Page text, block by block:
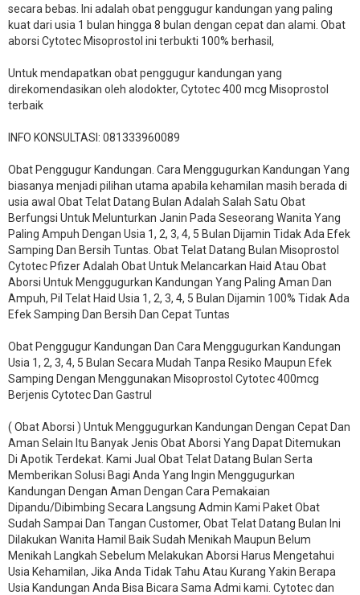
secara bebas. Ini adalah obat penggugur kandungan yang paling
kuat dari usia 1 bulan hingga 8 bulan dengan cepat dan alami. Obat
aborsi Cytotec Misoprostol ini terbukti 100% berhasil,
Untuk mendapatkan obat penggugur kandungan yang
direkomendasikan oleh alodokter, Cytotec 400 mcg Misoprostol
terbaik
INFO KONSULTASI: 081333960089
​Obat Penggugur Kandungan. Cara Menggugurkan Kandungan Yang
biasanya menjadi pilihan utama apabila kehamilan masih berada di
usia awal Obat Telat Datang Bulan Adalah Salah Satu Obat
Berfungsi Untuk Melunturkan Janin Pada Seseorang Wanita Yang
Paling Ampuh Dengan Usia 1, 2, 3, 4, 5 Bulan Dijamin Tidak Ada Efek
Samping Dan Bersih Tuntas. Obat Telat Datang Bulan Misoprostol
Cytotec Pfizer Adalah Obat Untuk Melancarkan Haid Atau Obat
Aborsi Untuk Menggugurkan Kandungan Yang Paling Aman Dan
Ampuh, Pil Telat Haid Usia 1, 2, 3, 4, 5 Bulan Dijamin 100% Tidak Ada
Efek Samping Dan Bersih Dan Cepat Tuntas
Obat Penggugur Kandungan Dan Cara Menggugurkan Kandungan
Usia 1, 2, 3, 4, 5 Bulan Secara Mudah Tanpa Resiko Maupun Efek
Samping Dengan Menggunakan Misoprostol Cytotec 400mcg
Berjenis Cytotec Dan Gastrul
( Obat Aborsi ) Untuk Menggugurkan Kandungan Dengan Cepat Dan
Aman Selain Itu Banyak Jenis Obat Aborsi Yang Dapat Ditemukan
Di Apotik Terdekat. Kami Jual Obat Telat Datang Bulan Serta
Memberikan Solusi Bagi Anda Yang Ingin Menggugurkan
Kandungan Dengan Aman Dengan Cara Pemakaian
Dipandu/Dibimbing Secara Langsung Admin Kami Paket Obat
Sudah Sampai Dan Tangan Customer, Obat Telat Datang Bulan Ini
Dilakukan Wanita Hamil Baik Sudah Menikah Maupun Belum
Menikah Langkah Sebelum Melakukan Aborsi Harus Mengetahui
Usia Kehamilan, Jika Anda Tidak Tahu Atau Kurang Yakin Berapa
Usia Kandungan Anda Bisa Bicara Sama Admi kami. Cytotec dan